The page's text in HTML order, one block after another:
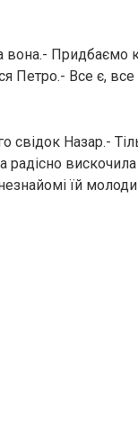
вона.- Придбаємо
Петро.- Все є,
свідок Назар.-
радісно
їй